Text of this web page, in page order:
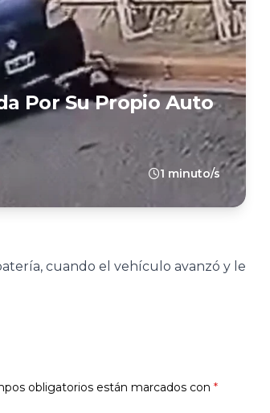
Por Su Propio Auto
1 minuto/s
cuando el vehículo avanzó y le
obligatorios están marcados con *